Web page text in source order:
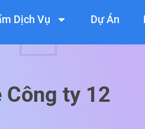
Dịch Vụ Dự Án
Công ty 12